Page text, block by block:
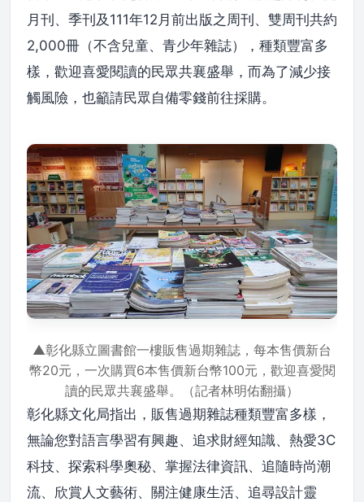
月刊、季刊及111年12月前出版之周刊、雙周刊共約
2,000冊（不含兒童、青少年雜誌），種類豐富多
樣，歡迎喜愛閱讀的民眾共襄盛舉，而為了減少接
觸風險，也籲請民眾自備零錢前往採購。
▲彰化縣立圖書館一樓販售過期雜誌，每本售價新台
幣20元，一次購買6本售價新台幣100元，歡迎喜愛閱
讀的民眾共襄盛舉。（記者林明佑翻攝）
彰化縣文化局指出，販售過期雜誌種類豐富多樣，
無論您對語言學習有興趣、追求財經知識、熱愛3C
科技、探索科學奧秘、掌握法律資訊、追隨時尚潮
流、欣賞人文藝術、關注健康生活、追尋設計靈